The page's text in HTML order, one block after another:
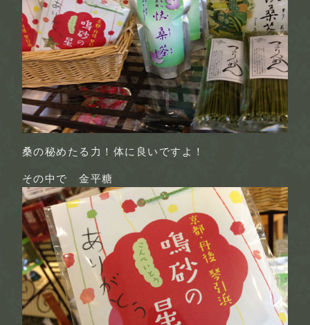
桑の秘めたる力！体に良いですよ！
その中で 金平糖